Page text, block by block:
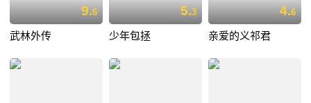
9.6
武林外传
5.3
少年包拯
4.6
亲爱的义祁君